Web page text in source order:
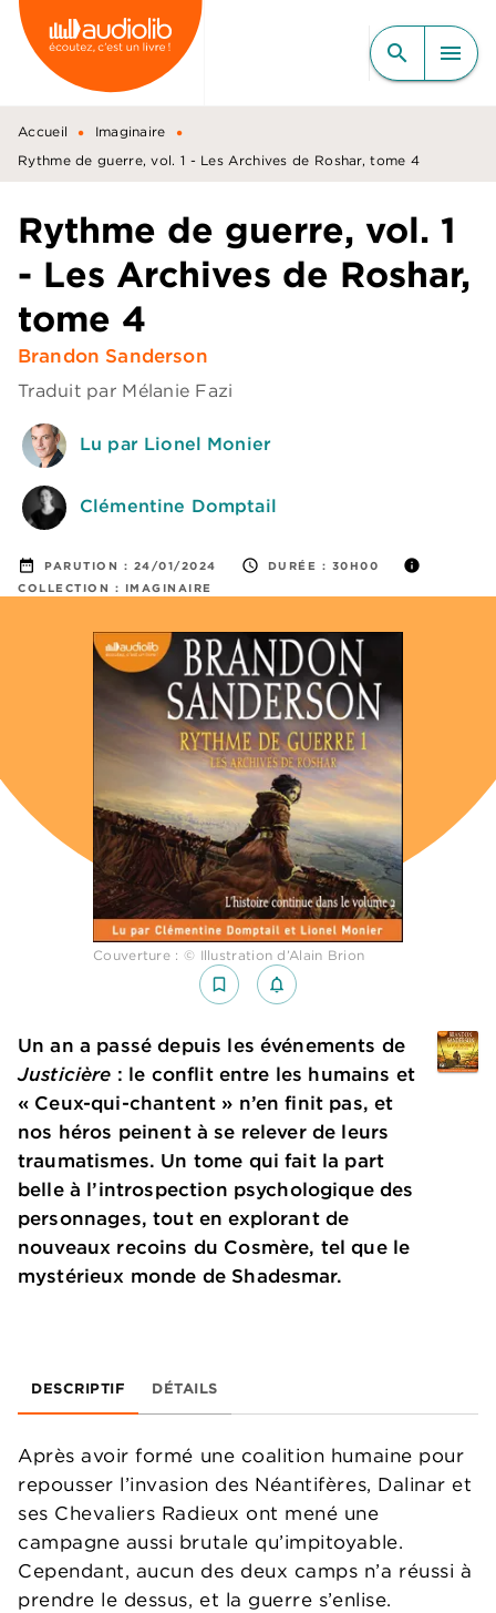
MENU RECHERCHE
CONTENU
PIED DE PAGE
search menu
Accueil • Imaginaire •
Rythme de guerre, vol. 1 - Les Archives de Roshar, tome 4
Rythme de guerre, vol. 1
- Les Archives de Roshar,
tome 4
Brandon Sanderson
Traduit par Mélanie Fazi
Lu par Lionel Monier
Clémentine Domptail
date_range PARUTION : 24/01/2024 access_time DURÉE : 30H00 info
COLLECTION : IMAGINAIRE
Couverture : © Illustration d’Alain Brion
bookmark_border notifications_none_outlined
Un an a passé depuis les événements de
Justicière : le conflit entre les humains et
« Ceux-qui-chantent » n’en finit pas, et
nos héros peinent à se relever de leurs
traumatismes. Un tome qui fait la part
belle à l’introspection psychologique des
personnages, tout en explorant de
nouveaux recoins du Cosmère, tel que le
mystérieux monde de Shadesmar.
DESCRIPTIF DÉTAILS
Après avoir formé une coalition humaine pour
repousser l’invasion des Néantifères, Dalinar et
ses Chevaliers Radieux ont mené une
campagne aussi brutale qu’impitoyable.
Cependant, aucun des deux camps n’a réussi à
prendre le dessus, et la guerre s’enlise.